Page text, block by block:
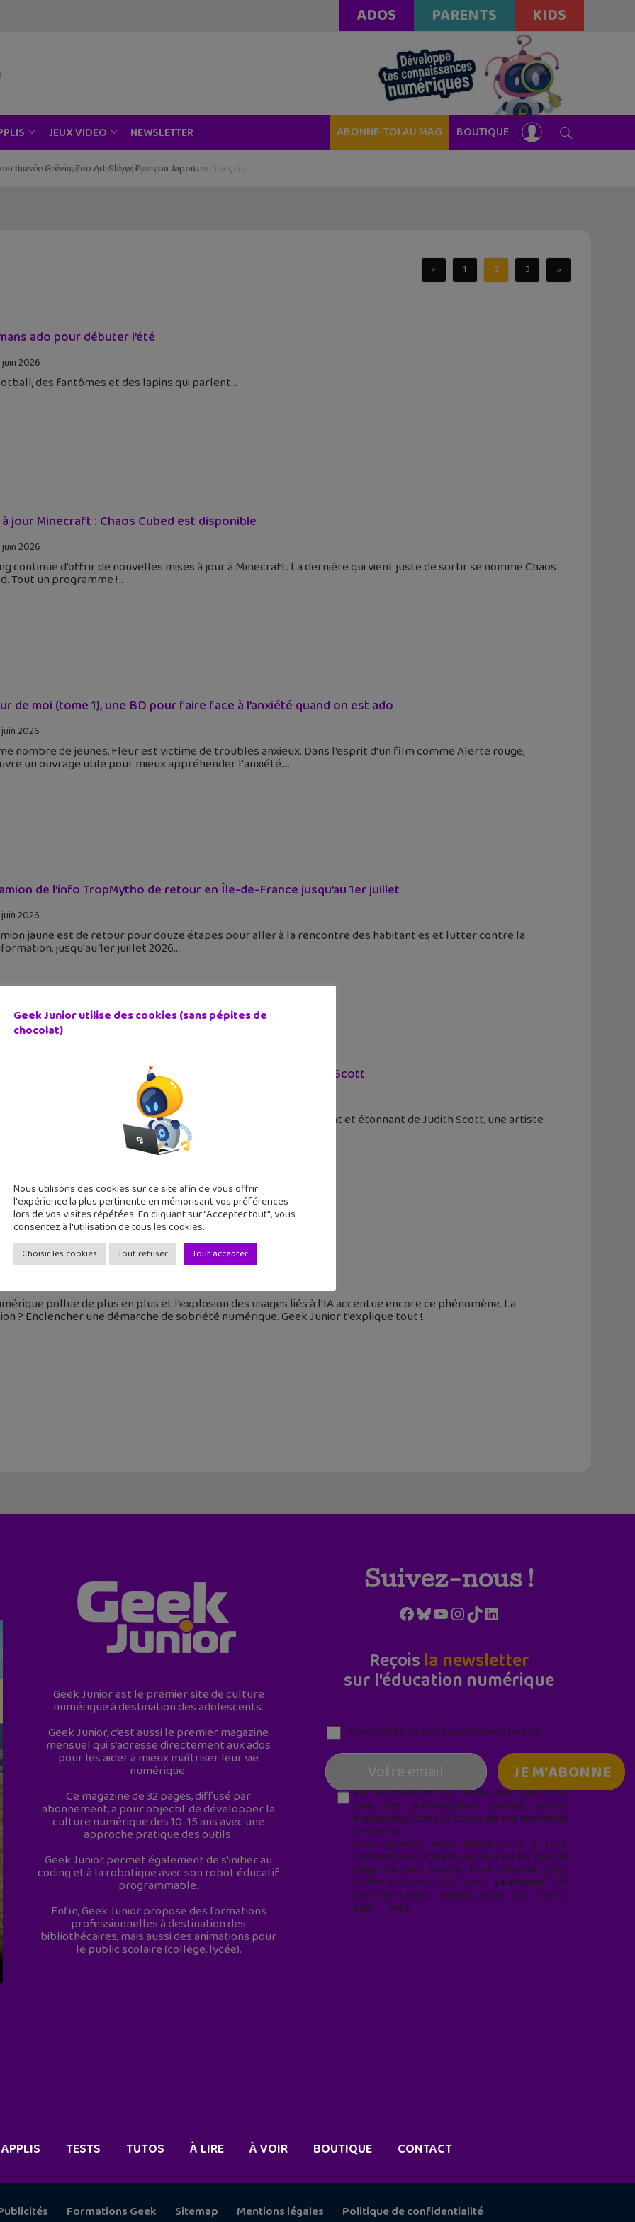
ADOS PARENTS KIDS
JEUX VIDEO NEWSLETTER ABONNE-TOI AU MAG BOUTIQUE
musée Grévin, Zoo Art Show, Passion Japon…
« 1 2 3 »
ado pour débuter l’été
juin 2026
des fantômes et des lapins qui parlent
jour Minecraft : Chaos Cubed est disponible
juin 2026
continue d'offrir de nouvelles mises à jour à Minecraft. La dernière qui vient juste de sortir se nomme Chaos
Tout un programme !
de moi (tome 1), une BD pour faire face à l’anxiété quand on est ado
2026
nombre de jeunes, Fleur est victime de troubles anxieux. Dans l'esprit d'un film comme Alerte rouge,
un ouvrage utile pour mieux appréhender l'anxiété.
de l’info TropMytho de retour en Île-de-France jusqu’au 1er juillet
2026
jaune est de retour pour douze étapes pour aller à la rencontre des habitant·es et lutter contre la
jusqu'au 1er juillet 2026.
une BD qui retrace la vie de l’artiste trisomique Judith Scott
bande dessinée documentaire nous fait vivre le parcours touchant et étonnant de Judith Scott, une artiste
qui est devenu une figure importante de l'art brut.
#60 : C’est quoi la sobriété numérique ?
pollue de plus en plus et l’explosion des usages liés à l’IA accentue encore ce phénomène. La
? Enclencher une démarche de sobriété numérique. Geek Junior t’explique tout !
Geek Junior est le premier site de culture
numérique à destination des adolescents.
Geek Junior, c’est aussi le premier magazine
mensuel qui s’adresse directement aux ados
pour les aider à mieux maîtriser leur vie
numérique.
Ce magazine de 32 pages, diffusé par
abonnement, a pour objectif de développer la
culture numérique des 10-15 ans avec une
approche pratique des outils.
Geek Junior permet également de s'initier au
coding et à la robotique avec son robot éducatif
programmable.
Enfin, Geek Junior propose des formations
professionnelles à destination des
bibliothécaires, mais aussi des animations pour
le public scolaire (collège, lycée).
Suivez-nous !
Facebook
Bluesky
YouTube
Instagram
TikTokLinkedIn
Reçois la newsletter
sur l'éducation numérique
Parentalité numérique (le lundi matin)
En soumettant ce formulaire, j’accepte
que les informations saisies soient
exploitées* dans le cadre de ma demande
de contact.
Vous pouvez vous désabonner à tout
moment en cliquant sur le lien en bas de
page de nos emails. Pour obtenir plus
d'informations sur nos pratiques de
confidentialité, rendez-vous sur notre
site web
Geek Junior utilise des cookies (sans pépites de
chocolat)
Nous utilisons des cookies sur ce site afin de vous offrir
l'expérience la plus pertinente en mémorisant vos préférences
lors de vos visites répétées. En cliquant sur "Accepter tout", vous
consentez à l'utilisation de tous les cookies.
Choisir les cookies Tout refuser Tout accepter
APPLIS TESTS TUTOS À LIRE À VOIR BOUTIQUE CONTACT
Formations Geek Sitemap Mentions légales Politique de confidentialité